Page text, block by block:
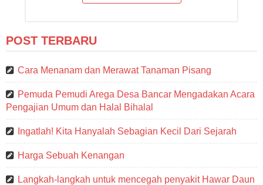
POST TERBARU
Cara Menanam dan Merawat Tanaman Pisang
Pemuda Pemudi Arega Desa Bancar Mengadakan Acara
Pengajian Umum dan Halal Bihalal
Ingatlah! Kita Hanyalah Sebagian Kecil Dari Sejarah
Harga Sebuah Kenangan
Langkah-langkah untuk mencegah penyakit Hawar Daun